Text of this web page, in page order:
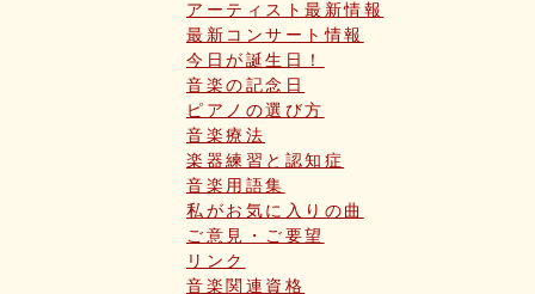
アーティスト最新情報
最新コンサート情報
今日が誕生日！
音楽の記念日
ピアノの選び方
音楽療法
楽器練習と認知症
音楽用語集
私がお気に入りの曲
ご意見・ご要望
リンク
音楽関連資格